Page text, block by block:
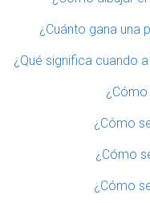
¿Cuánto gana una
¿Qué significa cuando
¿Cómo
¿Cómo
¿Cómo